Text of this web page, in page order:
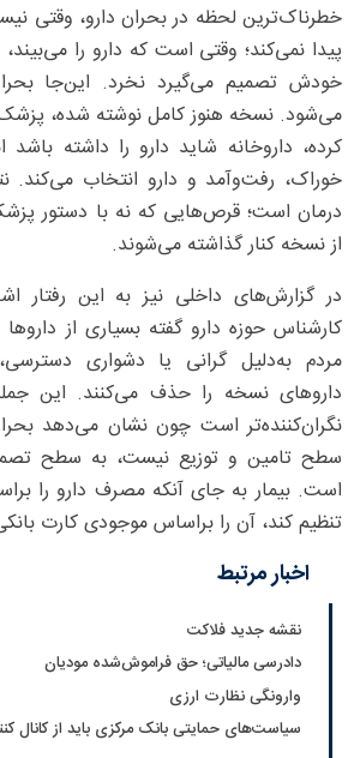
خطرناک‌ترین لحظه در بحران دارو، وقتی
پیدا نمی‌کند؛ وقتی است که دارو را
خودش تصمیم می‌گیرد نخرد. این‌جا
می‌شود. نسخه هنوز کامل نوشته شده، پزشک
کرده، داروخانه شاید دارو را داشته باشد
خوراک، رفت‌وآمد و دارو انتخاب
درمان است؛ قرص‌هایی که نه با دستور
از نسخه کنار گذاشته می‌شوند.
در گزارش‌های داخلی نیز به این
کارشناس حوزه دارو گفته بسیاری از
مردم به‌دلیل گرانی یا دشواری
داروهای نسخه را حذف می‌کنند. این
نگران‌کننده‌تر است چون نشان می‌دهد
سطح تامین و توزیع نیست، به سطح
است. بیمار به جای آنکه مصرف دارو را
تنظیم کند، آن را براساس موجودی کارت
اخبار مرتبط
نقشه جدید فلاکت
دادرسی مالیاتی؛ حق فراموش‌شده مودیان
وارونگی نظارت ارزی
سیاست‌های حمایتی بانک مرکزی باید از کانال